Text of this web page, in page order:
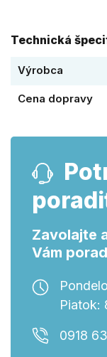
Technická
Výrobca
Cena dopravy
Zavolajte
Vám
Piatok:
0918